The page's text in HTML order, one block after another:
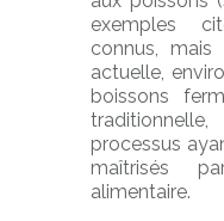
exemples
connus, mais
actuelle,
boissons
processus
maîtrisés
alimentaire.